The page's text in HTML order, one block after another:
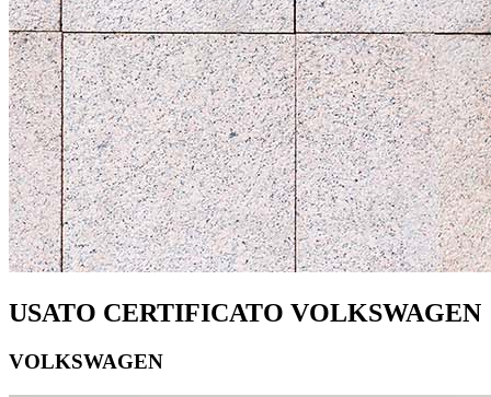
USATO CERTIFICATO VOLKSWAGEN
VOLKSWAGEN